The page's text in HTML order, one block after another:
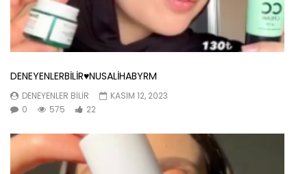
DENEYENLERBİLİR♥️NUSALİHABYRM
DENEYENLER BILIR
KASIM 12, 2023
0
575 22